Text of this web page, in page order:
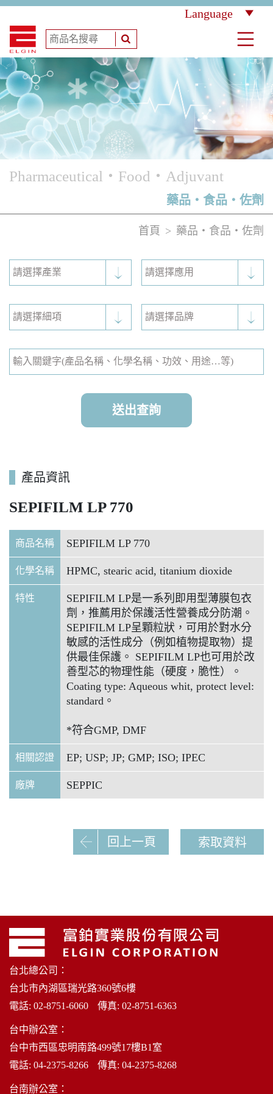
Language
Pharmaceutical‧Food‧Adjuvant
藥品‧食品‧佐劑
首頁 藥品‧食品‧佐劑
產品資訊
SEPIFILM LP 770
商品名稱 SEPIFILM LP 770
化學名稱 HPMC, stearic acid, titanium dioxide
特性
SEPIFILM LP是一系列即用型薄膜包衣
劑，推薦用於保護活性營養成分防潮。
SEPIFILM LP呈顆粒狀，可用於對水分
敏感的活性成分（例如植物提取物）提
供最佳保護。 SEPIFILM LP也可用於改
善型芯的物理性能（硬度，脆性）。
Coating type: Aqueous whit, protect level:
standard。
*符合GMP, DMF
相關認證 EP; USP; JP; GMP; ISO; IPEC
廠牌 SEPPIC
回上一頁 索取資料
台北總公司：
台北市內湖區瑞光路360號6樓
電話: 02-8751-6060 傳真: 02-8751-6363
台中辦公室：
台中市西區忠明南路499號17樓B1室
電話: 04-2375-8266 傳真: 04-2375-8268
台南辦公室：